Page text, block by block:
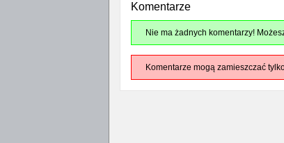
Komentarze
Nie ma żadnych komentarzy!
Komentarze mogą zamieszczać